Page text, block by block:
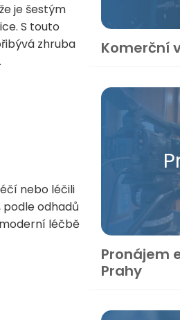
je šestým
S touto
zhruba
nebo léčili
podle odhadů
léčbě
Komerční
Pronájem
Prahy